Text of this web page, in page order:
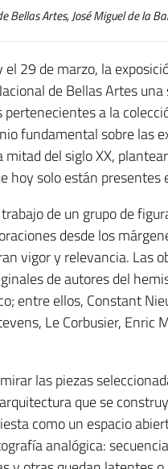
Bellas Artes, José Miguel de la
29 de marzo, la
de Bellas Artes
a la
fundamental sobre las
mitad del siglo XX,
hoy solo están presentes
de un grupo de
desde los
vigor y relevancia. Las
de autores del
entre ellos, Constant
Le Corbusier, Enric
las piezas
que se
como un espacio
analógica: